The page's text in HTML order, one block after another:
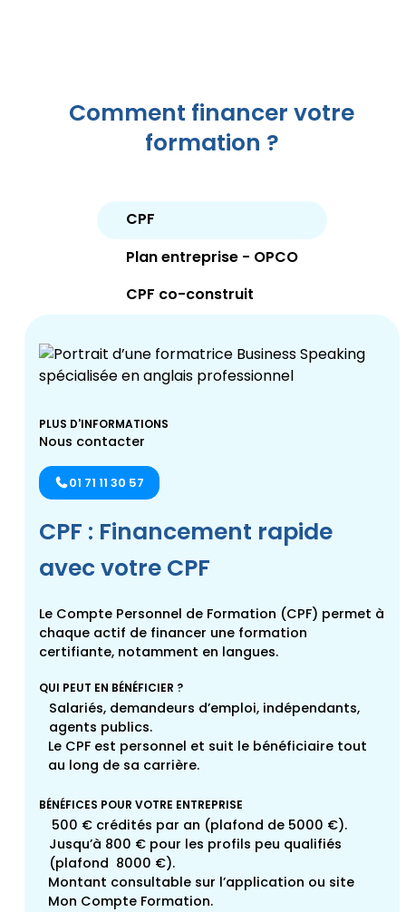
Comment financer votre
formation ?
CPF
Plan entreprise - OPCO
CPF co-construit
PLUS D'INFORMATIONS
Nous contacter
01 71 11 30 57
CPF : Financement rapide
avec votre CPF
Le Compte Personnel de Formation (CPF) permet à
chaque actif de financer une formation
certifiante, notamment en langues.
QUI PEUT EN BÉNÉFICIER ?
Salariés, demandeurs d’emploi, indépendants,
agents publics.
Le CPF est personnel et suit le bénéficiaire tout
au long de sa carrière.
BÉNÉFICES POUR VOTRE ENTREPRISE
500 € crédités par an (plafond de 5000 €).
Jusqu’à 800 € pour les profils peu qualifiés
(plafond 8000 €).
Montant consultable sur l’application ou site
Mon Compte Formation.